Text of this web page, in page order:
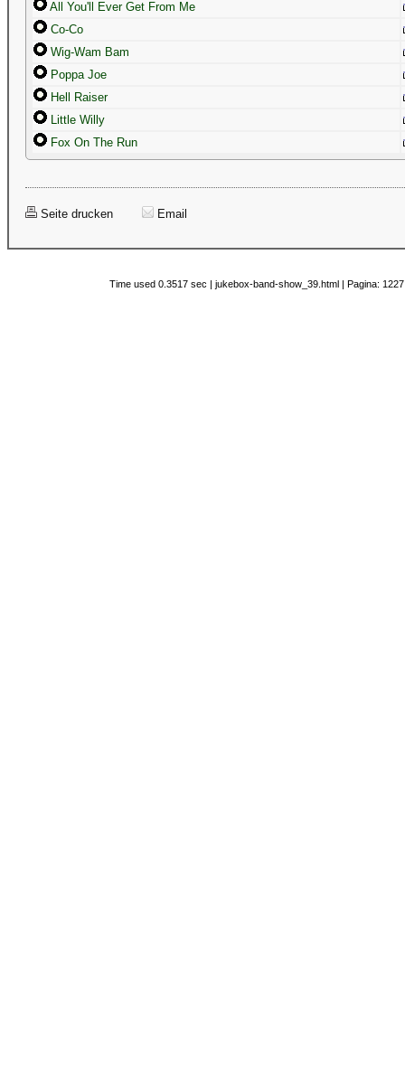
All You'll Ever Get From Me
Co-Co
Wig-Wam Bam
Poppa Joe
Hell Raiser
Little Willy
Fox On The Run
Seite drucken Email
Time used 0.3517 sec | jukebox-band-show_39.html | Pagina: